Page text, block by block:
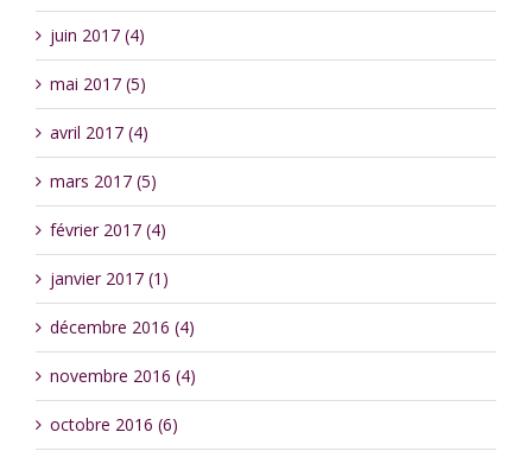
juin 2017 (4)
mai 2017 (5)
avril 2017 (4)
mars 2017 (5)
février 2017 (4)
janvier 2017 (1)
décembre 2016 (4)
novembre 2016 (4)
octobre 2016 (6)